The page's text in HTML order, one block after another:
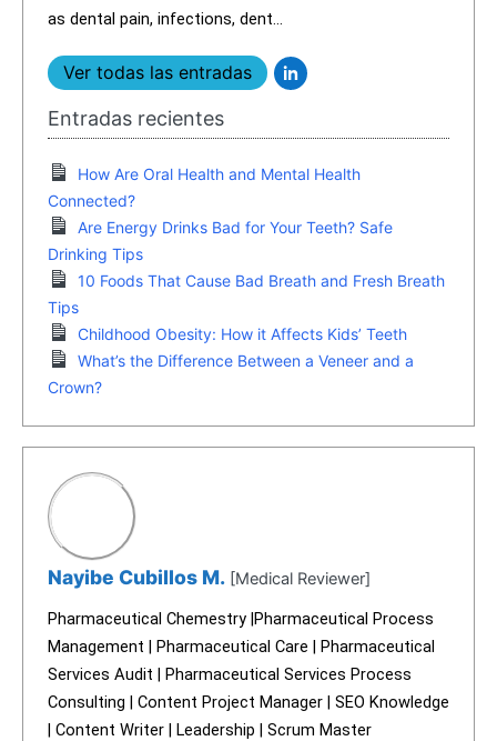
as dental pain, infections, dent...
Ver todas las entradas
Entradas recientes
How Are Oral Health and Mental Health
Connected?
Are Energy Drinks Bad for Your Teeth? Safe
Drinking Tips
10 Foods That Cause Bad Breath and Fresh Breath
Tips
Childhood Obesity: How it Affects Kids’ Teeth
What’s the Difference Between a Veneer and a
Crown?
Nayibe Cubillos M.[Medical Reviewer]
Pharmaceutical Chemestry |Pharmaceutical Process
Management | Pharmaceutical Care | Pharmaceutical
Services Audit | Pharmaceutical Services Process
Consulting | Content Project Manager | SEO Knowledge
| Content Writer | Leadership | Scrum Master